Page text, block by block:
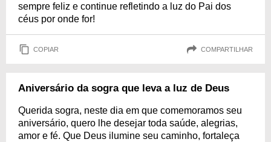
sempre feliz e continue refletindo a luz do Pai dos
céus por onde for!
COPIAR COMPARTILHAR
Aniversário da sogra que leva a luz de Deus
Querida sogra, neste dia em que comemoramos seu
aniversário, quero lhe desejar toda saúde, alegrias,
amor e fé. Que Deus ilumine seu caminho, fortaleça